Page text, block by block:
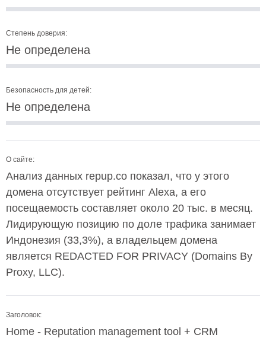
Степень доверия:
Не определена
Безопасность для детей:
Не определена
О сайте:
Анализ данных repup.co показал, что у этого
домена отсутствует рейтинг Alexa, а его
посещаемость составляет около 20 тыс. в месяц.
Лидирующую позицию по доле трафика занимает
Индонезия (33,3%), а владельцем домена
является REDACTED FOR PRIVACY (Domains By
Proxy, LLC).
Заголовок:
Home - Reputation management tool + CRM